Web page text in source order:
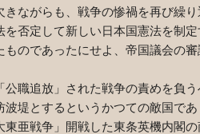
きながらも、戦争の惨禍を再び繰
を否定して新しい日本国憲法を制
ものであったにせよ、帝国議会の
職追放」された戦争の責めを負
波堤とするというかつての敵国で
東亜戦争」開戦した東条英機内閣